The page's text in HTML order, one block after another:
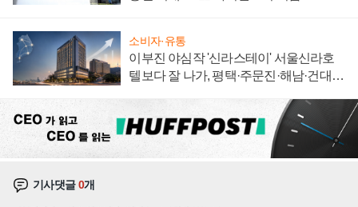
소비자·유통
이부진 야심작 '신라스테이' 서울신라호
텔보다 잘 나가, 평택·주문진·해남·건대로
기사댓글0개